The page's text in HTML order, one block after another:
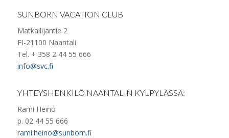
SUNBORN VACATION CLUB
Matkailijantie 2
FI-21100 Naantali
Tel. + 358 2 44 55 666
info@svc.fi
YHTEYSHENKILÖ NAANTALIN KYLPYLÄSSÄ:
Rami Heino
p. 02 44 55 666
rami.heino@sunborn.fi